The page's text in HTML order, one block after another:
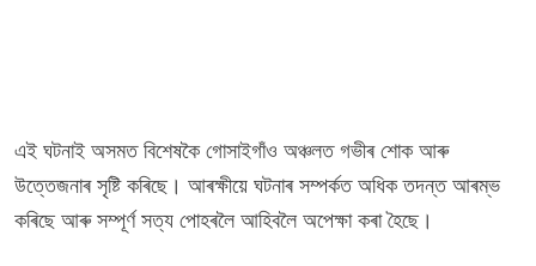
এই ঘটনাই অসমত বিশেষকৈ গোসাইগাঁও অঞ্চলত গভীৰ শোক আৰু
উত্তেজনাৰ সৃষ্টি কৰিছে। আৰক্ষীয়ে ঘটনাৰ সম্পৰ্কত অধিক তদন্ত আৰম্ভ
কৰিছে আৰু সম্পূৰ্ণ সত্য পোহৰলৈ আহিবলৈ অপেক্ষা কৰা হৈছে।